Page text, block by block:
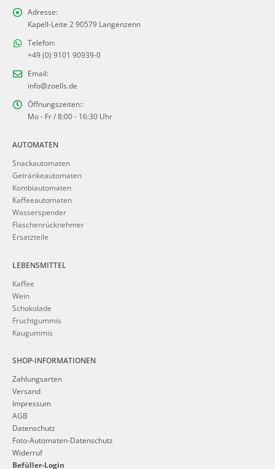
Adresse:
Kapell-Leite 2 90579 Langenzenn
Telefon:
+49 (0) 9101 90939-0
Email:
info@zoells.de
Öffnungszeiten::
Mo - Fr / 8:00 - 16:30 Uhr
AUTOMATEN
Snackautomaten
Getränkeautomaten
Kombiautomaten
Kaffeeautomaten
Wasserspender
Flaschenrücknehmer
Ersatzteile
LEBENSMITTEL
Kaffee
Wein
Schokolade
Fruchtgummis
Kaugummis
SHOP-INFORMATIONEN
Zahlungsarten
Versand
Impressum
AGB
Datenschutz
Foto-Automaten-Datenschutz
Widerruf
Befüller-Login